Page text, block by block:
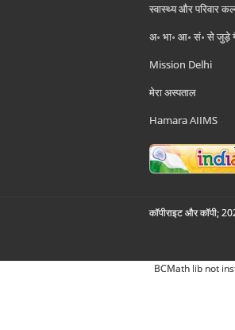
स्वास्थ्य और परिवार
अ॰ भा॰ आ॰ सं॰ से जुड़े
Mission Delhi
मेरा अस्पताल
Hamara AIIMS
कॉपीराइट और कॉपी;
BCMath lib not